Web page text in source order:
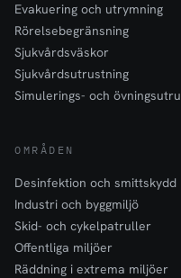
Evakuering och utrymning
Rörelsebegränsning
Sjukvårdsväskor
Sjukvårdsutrustning
Simulerings- och
OMRÅDEN
Desinfektion och smittskydd
Industri och byggmiljö
Skid- och cykelpatruller
Offentliga miljöer
Räddning i extrema miljöer